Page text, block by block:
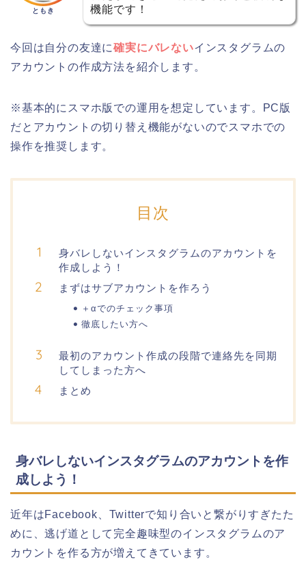
ともき
機能です！
今回は自分の友達に確実にバレないインスタグラムの
アカウントの作成方法を紹介します。
※基本的にスマホ版での運用を想定しています。PC版
だとアカウントの切り替え機能がないのでスマホでの
操作を推奨します。
目次
身バレしないインスタグラムのアカウントを
作成しよう！
まずはサブアカウントを作ろう
＋αでのチェック事項
徹底したい方へ
最初のアカウント作成の段階で連絡先を同期
してしまった方へ
まとめ
身バレしないインスタグラムのアカウントを作
成しよう！
近年はFacebook、Twitterで知り合いと繋がりすぎたた
めに、逃げ道として完全趣味型のインスタグラムのア
カウントを作る方が増えてきています。